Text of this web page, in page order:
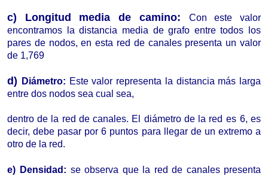
c) Longitud media de camino:
Con este valor
encontramos la distancia media de grafo entre todos los
pares de nodos, en esta red de canales presenta un valor
de 1,769
d) Diámetro: Este valor representa la distancia más larga
entre dos nodos sea cual sea,
dentro de la red de canales. El diámetro de la red es 6,es
decir,debe pasar por6 puntos para llegar de un extremo a
otro de la red.
e) Densidad: se observa que la red de canales presenta